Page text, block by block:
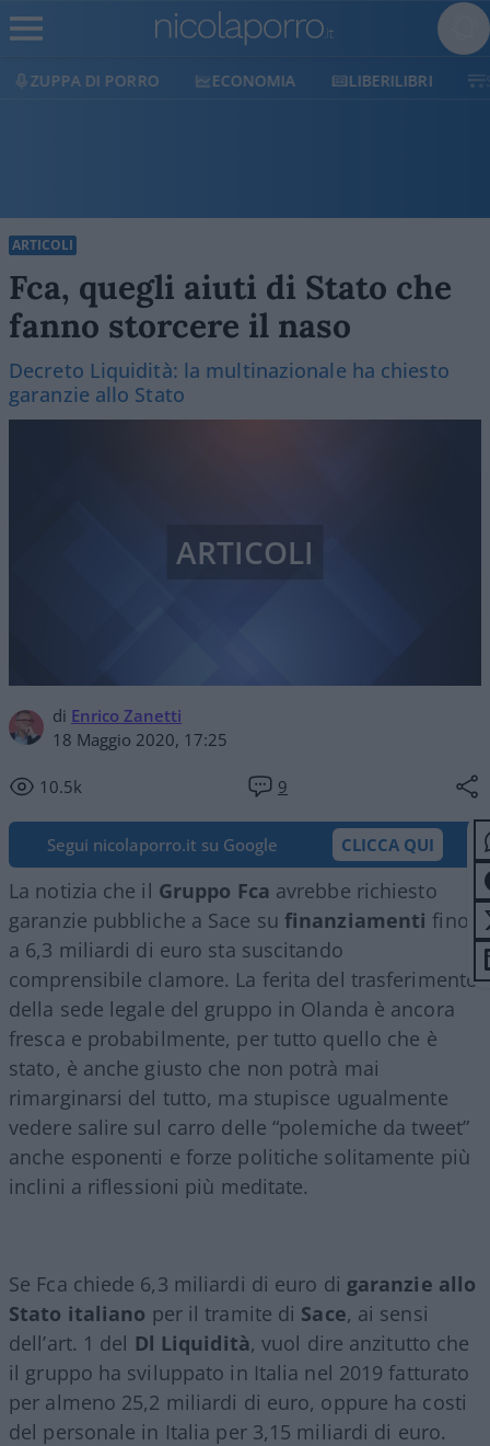
ECONOMIA LIBERILIBRI SHOP SOSTIENICI
ARTICOLI
Fca, quegli aiuti di Stato che
fanno storcere il naso
Decreto Liquidità: la multinazionale ha chiesto
garanzie allo Stato
di Enrico Zanetti
18 Maggio 2020, 17:25
10.5k 9
ARTICOLI
Segui nicolaporro.it su Google CLICCA QUI
La notizia che il Gruppo Fca avrebbe richiesto
garanzie pubbliche a Sace su finanziamenti fino
a 6,3 miliardi di euro sta suscitando
comprensibile clamore. La ferita del trasferimento
della sede legale del gruppo in Olanda è ancora
fresca e probabilmente, per tutto quello che è
stato, è anche giusto che non potrà mai
rimarginarsi del tutto, ma stupisce ugualmente
vedere salire sul carro delle “polemiche da tweet”
anche esponenti e forze politiche solitamente più
inclini a riflessioni più meditate.
Se Fca chiede 6,3 miliardi di euro di garanzie allo
Stato italiano per il tramite di Sace, ai sensi
dell’art. 1 del Dl Liquidità, vuol dire anzitutto che
il gruppo ha sviluppato in Italia nel 2019 fatturato
per almeno 25,2 miliardi di euro, oppure ha costi
del personale in Italia per 3,15 miliardi di euro.